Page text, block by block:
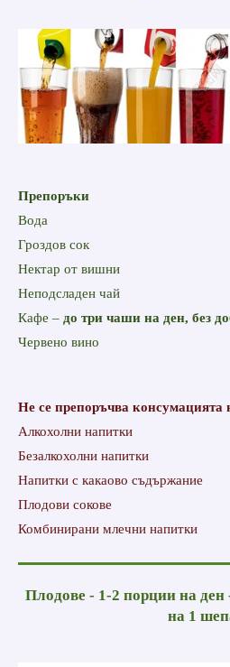
Препоръки
Вода
Гроздов сок
Нектар от вишни
Неподсладен чай
Кафе – до три чаши на ден, без
Червено вино
Не се препоръчва консумацията
Алкохолни напитки
Безалкохолни напитки
Напитки с какаово съдържание
Плодови сокове
Комбинирани млечни напитки
Плодове - 1-2 порции на ден
на 1